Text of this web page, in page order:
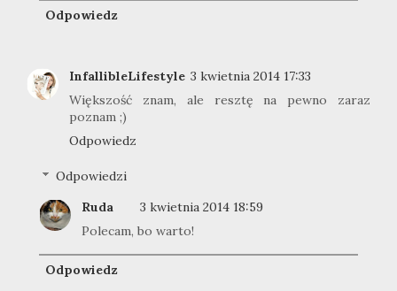
Odpowiedz
InfallibleLifestyle 3 kwietnia 2014 17:33
Większość znam, ale resztę na pewno zaraz
poznam ;)
Odpowiedz
Odpowiedzi
Ruda
3 kwietnia 2014 18:59
Polecam, bo warto!
Odpowiedz